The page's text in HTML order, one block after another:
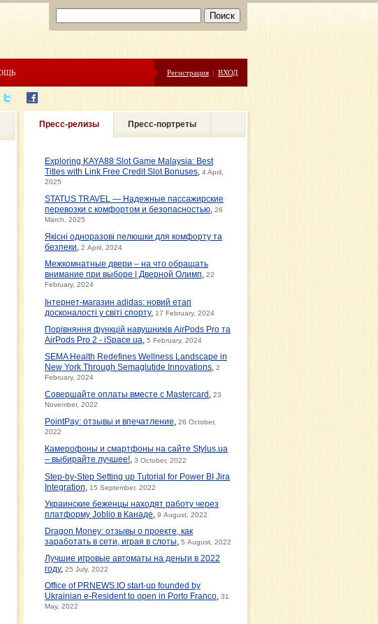
Регистрация | ВХОД
Пресс-релизы Пресс-портреты
Exploring KAYA88 Slot Game Malaysia: Best
Titles with Link Free Credit Slot Bonuses 4 April,
2025
STATUS TRAVEL — Надежные пассажирские
перевозки с комфортом и безопасностью 26
March, 2025
Якісні одноразові пелюшки для комфорту та
безпеки
2 April, 2024
Межкомнатные двери – на что обращать
внимание при выборе | Дверной Олимп
22
February, 2024
Інтернет-магазин adidas: новий етап
досконалості у світі спорту, 17 February, 2024
Порівняння функцій навушників AirPods Pro та
AirPods Pro 2 - iSpace.ua
5 February, 2024
SEMA Health Redefines Wellness Landscape in
New York Through Semaglutide Innovations 2
February, 2024
Совершайте оплаты вместе с Mastercard 23
November, 2022
PointPay: отзывы и впечатление 26 October,
2022
Камерофоны и смартфоны на сайте Stylus.ua
– выбирайте лучшее!, 3 October, 2022
Step-by-Step Setting up Tutorial for Power BI Jira
Integration
15 September, 2022
Украинские беженцы находят работу через
платформу Joblio в Канаде
9 August, 2022
Dragon Money: отзывы о проекте, как
заработать в сети, играя в слоты
5 August, 2022
Лучшие игровые автоматы на деньги в 2022
году, 25 July, 2022
Office of PRNEWS.IO start-up founded by
Ukrainian e-Resident to open in Porto Franco 31
May, 2022